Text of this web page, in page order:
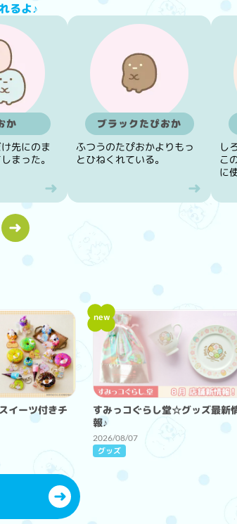
るよ♪
か
先にのま
まった。
ブラックたぴおか
ふつうのたぴおかよりもっ
とひねくれている。
し
こ
に
イーツ付きチ
すみっコぐらし堂☆グッズ最新
報♪
2026/08/07
グッズ
new